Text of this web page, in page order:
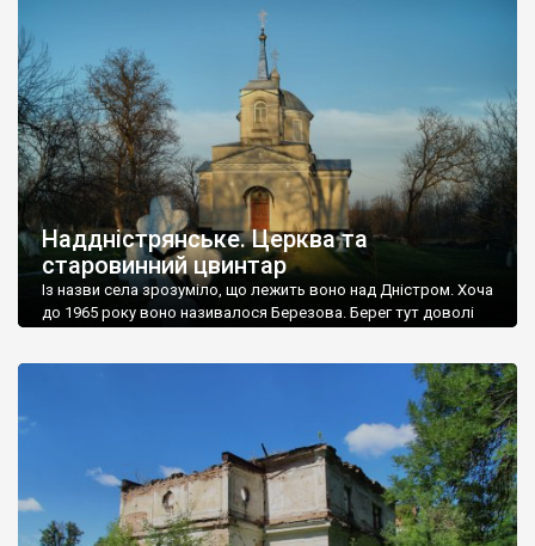
старовинний цвинтар із кам’яними хрестами. Всі епітафії, які
збереглися, написані кирилицею, церковнослов’янською
мовою. За всіма традиційними ознаками – цвинтар
український. Хрести датуються 19 століттям. У 1924-1940
роках Болган […]
Наддністрянське. Церква та
старовинний цвинтар
Із назви села зрозуміло, що лежить воно над Дністром. Хоча
до 1965 року воно називалося Березова. Берег тут доволі
Наддністрянське відрізняється від більшості навколишніх
сіл. У селі є мурована Михайлівська церква. Точної дати […]